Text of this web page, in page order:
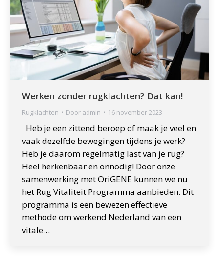
Werken zonder rugklachten? Dat kan!
Rugklachten Door admin 16 november 2023
Heb je een zittend beroep of maak je veel en
vaak dezelfde bewegingen tijdens je werk?
Heb je daarom regelmatig last van je rug?
Heel herkenbaar en onnodig! Door onze
samenwerking met OriGENE kunnen we nu
het Rug Vitaliteit Programma aanbieden. Dit
programma is een bewezen effectieve
methode om werkend Nederland van een
vitale…